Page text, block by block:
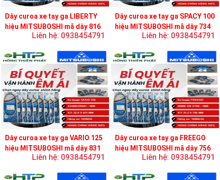
Dây curoa xe tay ga LIBERTY
hiệu MITSUBOSHI mã dây 816
Liên hệ: 0938454791
Dây curoa xe tay ga SPACY 100
hiệu MITSUBOSHI mã dây 734
Liên hệ: 0938454791
Dây curoa xe tay ga VARIO 125
hiệu MITSUBOSHI mã dây 831
Liên hệ: 0938454791
Dây curoa xe tay ga FREEGO
hiệu MITSUBOSHI mã dây 756
Liên hệ: 0938454791